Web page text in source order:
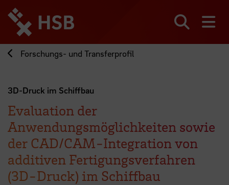
zum
Seiteninhalt
springen
Forschungs- und Transferprofil
3D-Druck im Schiffbau
Evaluation der
Anwendungsmöglichkeiten sowie
der CAD/CAM-Integration von
additiven Fertigungsverfahren
(3D-Druck) im Schiffbau